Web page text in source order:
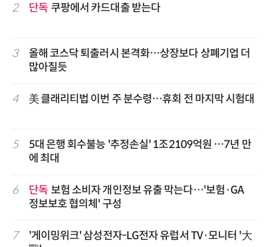
2 단독 쿠팡에서 카드대출 받는다
3
올해 코스닥 퇴출러시 본격화…상장보다 상폐기업 더
많아질듯
4 美 클래리티법 이번 주 분수령…휴회 전 마지막 시험대
5
5대 은행 회수불능 '추정손실' 1조2109억원 …7년 만
에 최대
6 단독 보험 소비자 개인정보 유출 막는다…'보험·GA
정보보호 협의체' 구성
7
'게이밍위크' 삼성전자-LG전자 유럽서 TV·모니터 '大